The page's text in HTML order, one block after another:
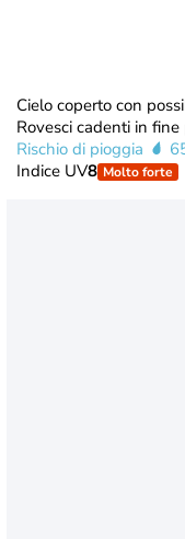
Cielo coperto con
Rovesci cadenti in
Rischio di pioggia
Indice UV8 Molto forte